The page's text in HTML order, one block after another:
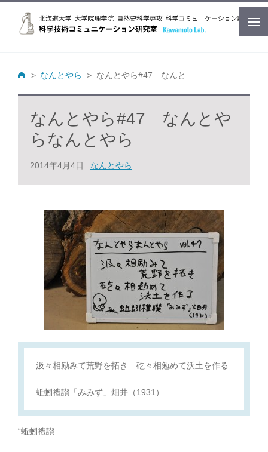
なんとやら なんとやら#47 なんとやらなんとやら
なんとやら#47 なんとや
らなんとやら
2014年4月4日 なんとやら
汲々相励みて荒野を拓き 矻々相勉めて沃土を作る
蚯蚓禮讃「みみず」畑井（1931）
“蚯蚓禮讃